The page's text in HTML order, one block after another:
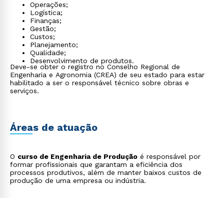
Operações;
Logística;
Finanças;
Gestão;
Custos;
Planejamento;
Qualidade;
Desenvolvimento de produtos.
Deve-se obter o registro no Conselho Regional de
Engenharia e Agronomia (CREA) de seu estado para estar
habilitado a ser o responsável técnico sobre obras e
serviços.
Áreas de atuação
O curso de Engenharia de Produção é responsável por
formar profissionais que garantam a eficiência dos
processos produtivos, além de manter baixos custos de
produção de uma empresa ou indústria.